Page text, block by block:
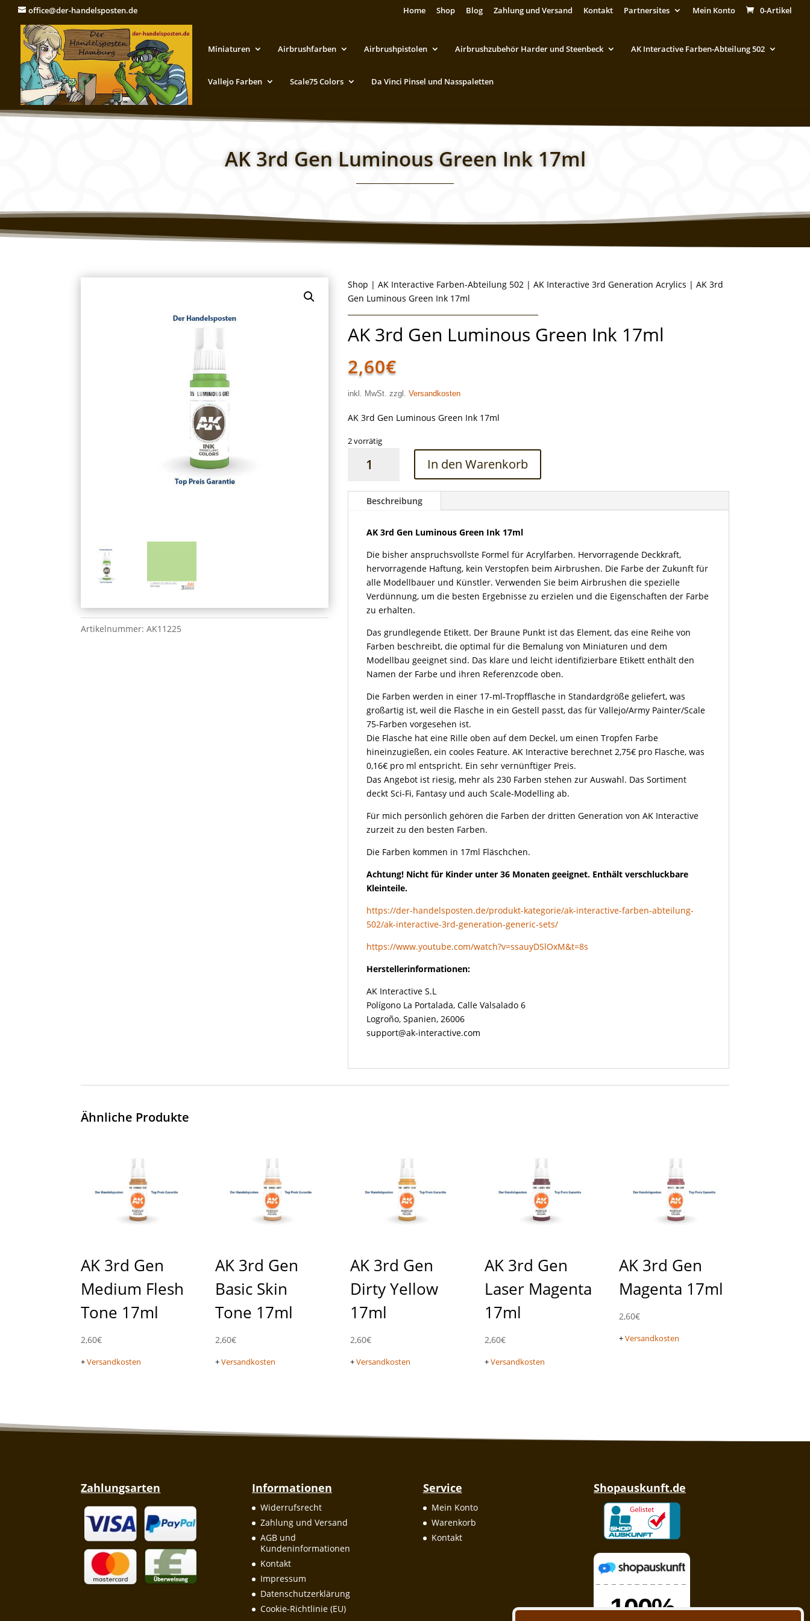
office@der-handelsposten.de Home Shop Blog Zahlung und Versand Kontakt Partnersites Mein Konto 0-Artikel
Miniaturen Airbrushfarben Airbrushpistolen Airbrushzubehör Harder und Steenbeck AK Interactive Farben-Abteilung 502
Vallejo Farben Scale75 Colors Da Vinci Pinsel und Nasspaletten
AK 3rd Gen Luminous Green Ink 17ml
Artikelnummer:AK11225
Shop |AK Interactive Farben-Abteilung 502 |AK Interactive 3rd Generation Acrylics | AK 3rd
Gen Luminous Green Ink 17ml
AK 3rd Gen Luminous Green Ink 17ml
2,60€
inkl. MwSt. zzgl.Versandkosten
AK 3rd Gen Luminous Green Ink 17ml
2 vorrätig
Luminous
17ml
Menge
In den Warenkorb
Beschreibung
AK 3rd Gen Luminous Green Ink 17ml
Die bisher anspruchsvollste Formel für Acrylfarben. Hervorragende Deckkraft,
hervorragende Haftung, kein Verstopfen beim Airbrushen. Die Farbe der Zukunft für
alle Modellbauer und Künstler. Verwenden Sie beim Airbrushen die spezielle
Verdünnung, um die besten Ergebnisse zu erzielen und die Eigenschaften der Farbe
zu erhalten.
Das grundlegende Etikett. Der Braune Punkt ist das Element, das eine Reihe von
Farben beschreibt, die optimal für die Bemalung von Miniaturen und dem
Modellbau geeignet sind. Das klare und leicht identifizierbare Etikett enthält den
Namen der Farbe und ihren Referenzcode oben.
Die Farben werden in einer 17-ml-Tropfflasche in Standardgröße geliefert, was
großartig ist, weil die Flasche in ein Gestell passt, das für Vallejo/Army Painter/Scale
75-Farben vorgesehen ist.
Die Flasche hat eine Rille oben auf dem Deckel, um einen Tropfen Farbe
hineinzugießen, ein cooles Feature. AK Interactive berechnet 2,75€ pro Flasche, was
0,16€ pro ml entspricht. Ein sehr vernünftiger Preis.
Das Angebot ist riesig, mehr als 230 Farben stehen zur Auswahl. Das Sortiment
deckt Sci-Fi, Fantasy und auch Scale-Modelling ab.
Für mich persönlich gehören die Farben der dritten Generation von AK Interactive
zurzeit zu den besten Farben.
Die Farben kommen in 17ml Fläschchen.
Achtung! Nicht für Kinder unter 36 Monaten geeignet. Enthält verschluckbare
Kleinteile.
https://der-handelsposten.de/produkt-kategorie/ak-interactive-farben-abteilung-
502/ak-interactive-3rd-generation-generic-sets/
https://www.youtube.com/watch?v=ssauyDSlOxM&t=8s
Herstellerinformationen:
AK Interactive S.L
Polígono La Portalada, Calle Valsalado 6
Logroño, Spanien, 26006
support@ak-interactive.com
Ähnliche Produkte
AK 3rd Gen
Medium Flesh
Tone 17ml
2,60€
+Versandkosten
AK 3rd Gen
Basic Skin
Tone 17ml
2,60€
+Versandkosten
AK 3rd Gen
Dirty Yellow
17ml
2,60€
+Versandkosten
AK 3rd Gen
Laser Magenta
17ml
2,60€
+Versandkosten
AK 3rd Gen
Magenta 17ml
2,60€
+Versandkosten
Zahlungsarten Informationen
Widerrufsrecht
Zahlung und Versand
AGB und
Kundeninformationen
Kontakt
Impressum
Datenschutzerklärung
Cookie-Richtlinie (EU)
Service
Mein Konto
Warenkorb
Kontakt
Shopauskunft.de